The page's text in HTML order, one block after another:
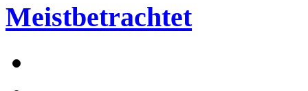
Meistbetrachtet